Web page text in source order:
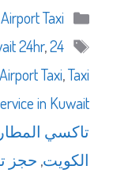
التصنيفات
Taxi
الوسوم
24 Hour Taxi Kuwait
24hr,
Taxi,Taxi
in Kuwait
تاكسي المطار
الكويت, حجز